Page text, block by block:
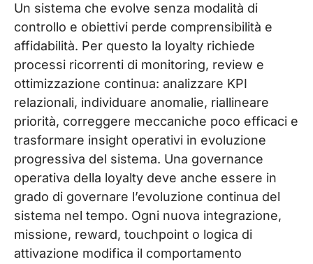
Un sistema che evolve senza modalità di
controllo e obiettivi perde comprensibilità e
affidabilità. Per questo la loyalty richiede
processi ricorrenti di monitoring, review e
ottimizzazione continua: analizzare KPI
relazionali, individuare anomalie, riallineare
priorità, correggere meccaniche poco efficaci e
trasformare insight operativi in evoluzione
progressiva del sistema. Una governance
operativa della loyalty deve anche essere in
grado di governare l’evoluzione continua del
sistema nel tempo. Ogni nuova integrazione,
missione, reward, touchpoint o logica di
attivazione modifica il comportamento